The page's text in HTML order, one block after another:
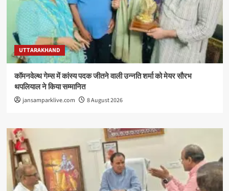
UTTARAKHAND
कॉमनवेल्थ गेम्स में कांस्य पदक जीतने वाली उन्नति शर्मा को मेयर सौरभ
थपलियाल ने किया सम्मानित
jansamparklive.com 8 August 2026